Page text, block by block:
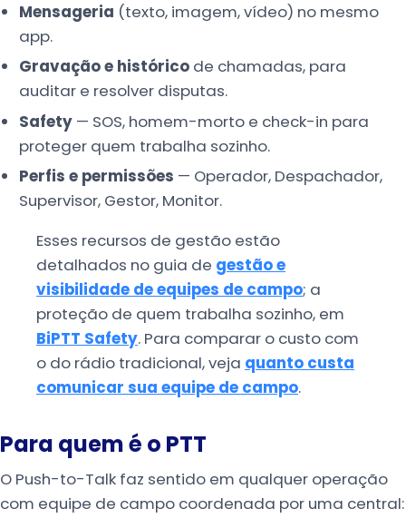
Mensageria (texto, imagem, vídeo) no mesmo
app.
Gravação e históricode chamadas, para
auditar e resolver disputas.
Safety— SOS, homem-morto e check-in para
proteger quem trabalha sozinho.
Perfis e permissões — Operador, Despachador,
Supervisor, Gestor, Monitor.
Esses recursos de gestão estão
detalhados no guia de gestão e
visibilidade de equipes de campo; a
proteção de quem trabalha sozinho, em
BiPTT Safety. Para comparar o custo com
o do rádio tradicional, veja quanto custa
comunicar sua equipe de campo.
Para quem é o PTT
O Push-to-Talk faz sentido em qualquer operação
com equipe de campo coordenada por uma central: